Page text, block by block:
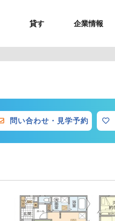
お問合せ
無料お見積もり
貸す
お問い合わせ
企業情報
問い合わせ・見学予約